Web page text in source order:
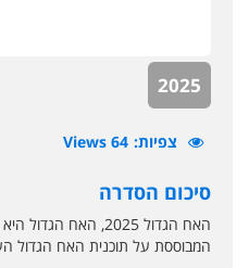
2025
צפיות 64 Views
סיכום הסדרה
האח הגדול 2025, האח
המבוססת על תוכנית האח הגדול